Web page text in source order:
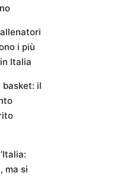
i più
Italia
basket: il
ma si